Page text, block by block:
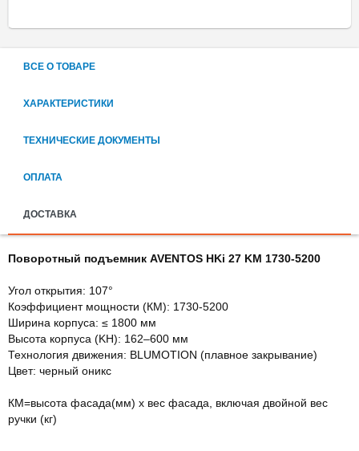
ВСЕ О ТОВАРЕ
ХАРАКТЕРИСТИКИ
ТЕХНИЧЕСКИЕ ДОКУМЕНТЫ
ОПЛАТА
ДОСТАВКА
Поворотный подъемник AVENTOS HKi 27 KM 1730-5200
Угол открытия: 107°
Коэффициент мощности (КМ): 1730-5200
Ширина корпуса: ≤ 1800 мм
Высота корпуса (KH): 162–600 мм
Технология движения: BLUMOTION (плавное закрывание)
Цвет: черный оникс
КМ=высота фасада(мм) х вес фасада, включая двойной вес
ручки (кг)